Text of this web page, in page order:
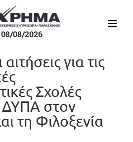
08/08/2026
για τις
Σχολές
ΔΥΠΑ στον
τη Φιλοξενία